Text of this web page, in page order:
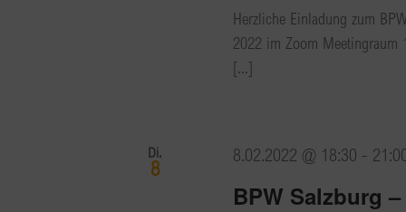
Herzliche Einladung zum
2022 im Zoom Meetingraum
[...]
Di.
8
BPW Salzburg
8.02.2022 @ 18:30 -